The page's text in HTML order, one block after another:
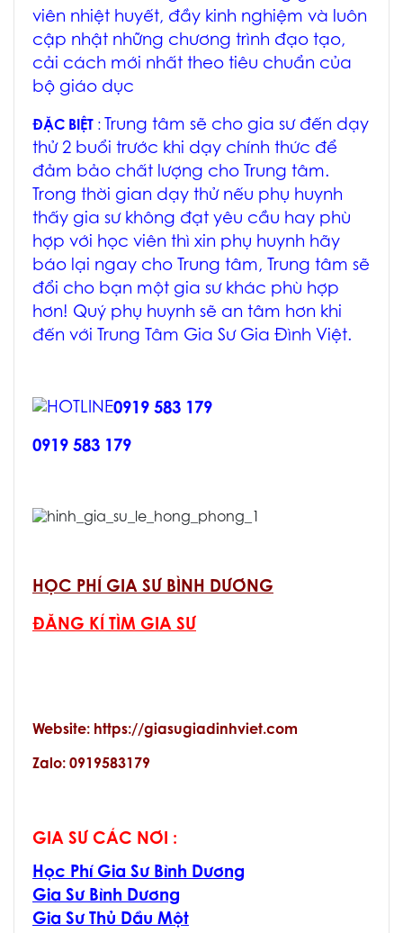
viên nhiệt huyết, đầy kinh nghiệm và luôn
cập nhật những chương trình đạo tạo,
cải cách mới nhất theo tiêu chuẩn của
bộ giáo dục
ĐẶC BIỆT : Trung tâm sẽ cho gia sư đến dạy
thử 2 buổi trước khi dạy chính thức để
đảm bảo chất lượng cho Trung tâm.
Trong thời gian dạy thử nếu phụ huynh
thấy gia sư không đạt yêu cầu hay phù
hợp với học viên thì xin phụ huynh hãy
báo lại ngay cho Trung tâm, Trung tâm sẽ
đổi cho bạn một gia sư khác phù hợp
hơn! Quý phụ huynh sẽ an tâm hơn khi
đến với Trung Tâm Gia Sư Gia Đình Việt.
0919 583 179
0919 583 179
HỌC PHÍ GIA SƯ BÌNH DƯƠNG
ĐĂNG KÍ TÌM GIA SƯ
Website: https://giasugiadinhviet.com
Zalo: 0919583179
GIA SƯ CÁC NƠI :
Học Phí Gia Sư Bình Dương
Gia Sư Bình Dương
Gia Sư Thủ Dầu Một